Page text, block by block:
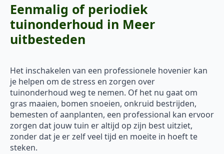
Eenmalig of periodiek
tuinonderhoud in Meer
uitbesteden
Het inschakelen van een professionele hovenier kan
je helpen om de stress en zorgen over
tuinonderhoud weg te nemen. Of het nu gaat om
gras maaien, bomen snoeien, onkruid bestrijden,
bemesten of aanplanten, een professional kan ervoor
zorgen dat jouw tuin er altijd op zijn best uitziet,
zonder dat je er zelf veel tijd en moeite in hoeft te
steken.